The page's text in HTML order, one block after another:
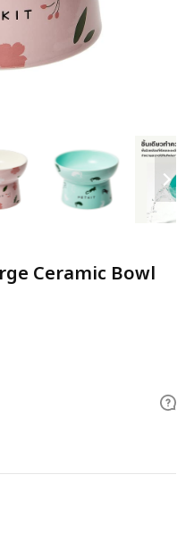
Ceramic Bowl